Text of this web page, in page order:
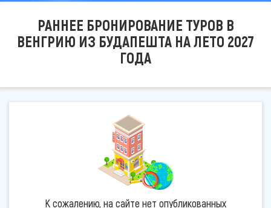
РАННЕЕ БРОНИРОВАНИЕ ТУРОВ В
ВЕНГРИЮ ИЗ БУДАПЕШТА НА ЛЕТО 2027
ГОДА
К сожалению, на сайте нет опубликованных